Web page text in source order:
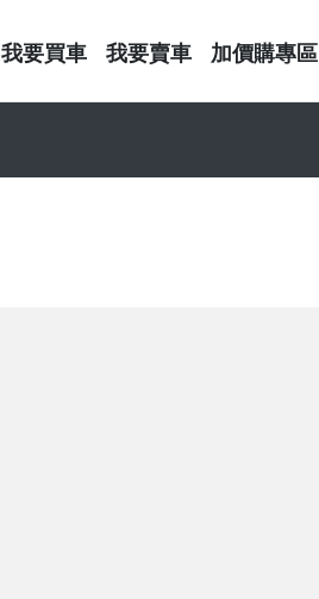
我要買車 我要賣車 加價購專區